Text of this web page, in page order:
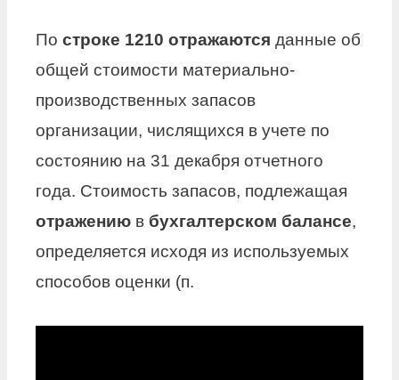
По строке 1210 отражаются данные об
общей стоимости материально-
производственных запасов
организации, числящихся в учете по
состоянию на 31 декабря отчетного
года. Стоимость запасов, подлежащая
отражению в бухгалтерском балансе,
определяется исходя из используемых
способов оценки (п.